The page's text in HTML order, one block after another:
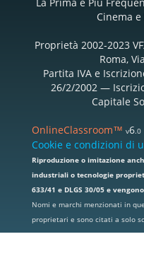
La Prima e Più
Cinema
Proprietà 2002-2023
Roma,
Partita IVA e
26/2/2002 —
Capitale
OnlineClassroom™ v6.0
Cookie e condizioni di
Riproduzione o imitazione
industriali o tecnologie
633/41 e DLGS 30/05 e
Nomi e marchi menzionati in
proprietari e sono citati a solo